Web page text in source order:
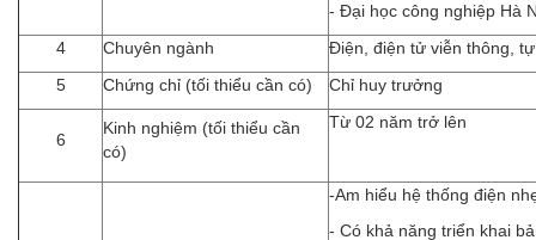
- Đại học công nghiệp Hà
4
Chuyên ngành
Điện, điện tử viễn thông,
5
Chứng chỉ (tối thiểu cần có) Chỉ huy trưởng
6
Kinh nghiệm (tối thiểu cần
có)
Từ 02 năm trở lên
-Am hiểu hệ thống điện
- Có khả năng triển khai